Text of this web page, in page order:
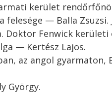
kerület
felesége — Balla
Doktor Fenwick
— Kertész Lajos.
az angol gyarmaton,
György.